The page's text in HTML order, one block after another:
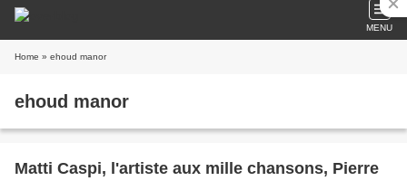
MENU
Home » ehoud manor
ehoud manor
Matti Caspi, l'artiste aux mille chansons, Pierre